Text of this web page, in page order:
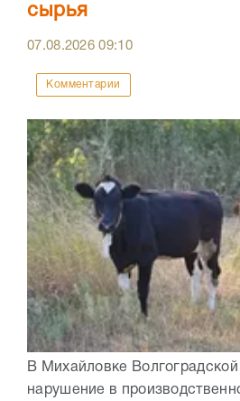
сырья
07.08.202609:10
Комментарии
В Михайловке
нарушение в